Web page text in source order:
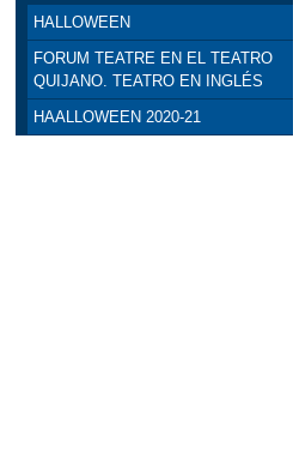
HALLOWEEN
FORUM TEATRE EN EL TEATRO
QUIJANO. TEATRO EN INGLÉS
HAALLOWEEN 2020-21